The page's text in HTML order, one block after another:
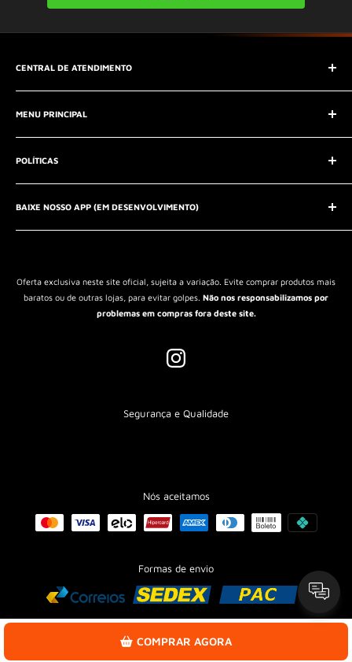
COMPRAR AGORA
CENTRAL DE ATENDIMENTO
E-mail:
contato@seucontato.com.br
Telefone:41 8761-7286
MENU PRINCIPAL
Início
Catálogo
Entrar em contato
QUEM SOMOS?
POLÍTICAS
Aviso Legal
Política de Privacidade
Política de Reembolso
Termos de Serviço
BAIXE NOSSO APP (EM DESENVOLVIMENTO)
Oferta exclusiva neste site oficial, sujeita a variação. Evite comprar produtos mais
baratos ou de outras lojas, para evitar golpes. Não nos responsabilizamos por
problemas em compras fora deste site.
Segurança e Qualidade
Nós aceitamos
Formas de envio